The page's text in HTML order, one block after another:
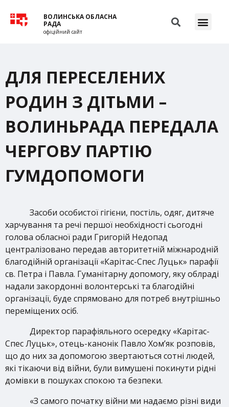
ВОЛИНСЬКА ОБЛАСНА
РАДА
офіційний сайт
ДЛЯ ПЕРЕСЕЛЕНИХ
РОДИН З ДІТЬМИ –
ВОЛИНЬРАДА ПЕРЕДАЛА
ЧЕРГОВУ ПАРТІЮ
ГУМДОПОМОГИ
Засоби особистої гігієни, постіль, одяг, дитяче
харчування та речі першої необхідності сьогодні
голова обласної ради Григорій Недопад
централізовано передав авторитетній міжнародній
благодійній організації «Карітас-Спес Луцьк» парафії
св. Петра і Павла. Гуманітарну допомогу, яку облраді
надали закордонні волонтерські та благодійні
організації, буде спрямовано для потреб внутрішньо
переміщених осіб.
Директор парафіяльного осередку «Карітас-
Спес Луцьк», отець-канонік Павло Хом’як розповів,
що до них за допомогою звертаються сотні людей,
які тікаючи від війни, були вимушені покинути рідні
домівки в пошуках спокою та безпеки.
«З самого початку війни ми надаємо різні види